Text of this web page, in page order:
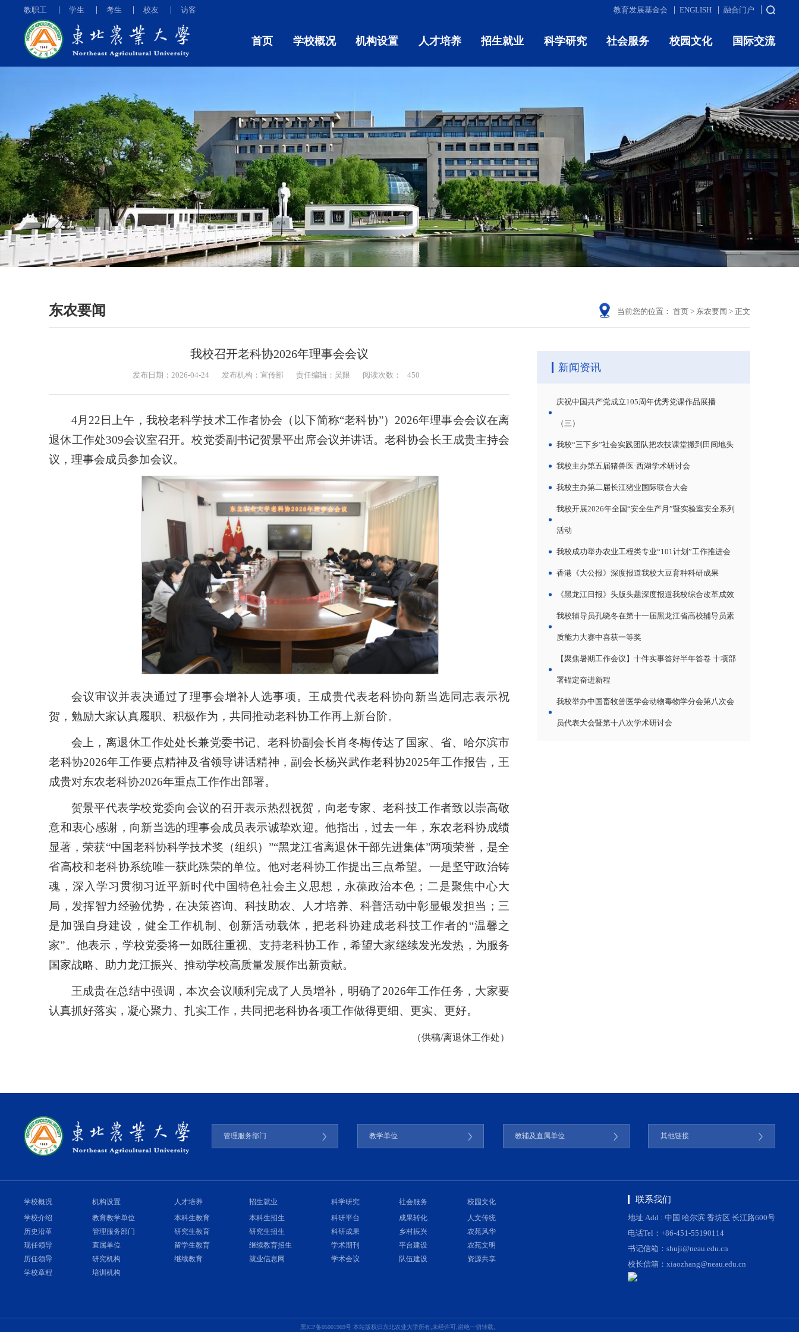
教职工 学生 考生 校友 访客 教育发展基金会 ENGLISH 融合门户
首页 学校概况 机构设置 人才培养 招生就业 科学研究 社会服务 校园文化 国际交流
东农要闻 当前您的位置： 首页 > 东农要闻 > 正文
我校召开老科协2026年理事会会议
发布日期：2026-04-24 发布机构：宣传部 责任编辑：吴限 阅读次数： 450
4月22日上午，我校老科学技术工作者协会（以下简称“老科协”）2026年理事会会议在离
退休工作处309会议室召开。校党委副书记贺景平出席会议并讲话。老科协会长王成贵主持会
议，理事会成员参加会议。
会议审议并表决通过了理事会增补人选事项。王成贵代表老科协向新当选同志表示祝
贺，勉励大家认真履职、积极作为，共同推动老科协工作再上新台阶。
会上，离退休工作处处长兼党委书记、老科协副会长肖冬梅传达了国家、省、哈尔滨市
老科协2026年工作要点精神及省领导讲话精神，副会长杨兴武作老科协2025年工作报告，王
成贵对东农老科协2026年重点工作作出部署。
贺景平代表学校党委向会议的召开表示热烈祝贺，向老专家、老科技工作者致以崇高敬
意和衷心感谢，向新当选的理事会成员表示诚挚欢迎。他指出，过去一年，东农老科协成绩
显著，荣获“中国老科协科学技术奖（组织）”“黑龙江省离退休干部先进集体”两项荣誉，是全
省高校和老科协系统唯一获此殊荣的单位。他对老科协工作提出三点希望。一是坚守政治铸
魂，深入学习贯彻习近平新时代中国特色社会主义思想，永葆政治本色；二是聚焦中心大
局，发挥智力经验优势，在决策咨询、科技助农、人才培养、科普活动中彰显银发担当；三
是加强自身建设，健全工作机制、创新活动载体，把老科协建成老科技工作者的“温馨之
家”。他表示，学校党委将一如既往重视、支持老科协工作，希望大家继续发光发热，为服务
国家战略、助力龙江振兴、推动学校高质量发展作出新贡献。
王成贵在总结中强调，本次会议顺利完成了人员增补，明确了2026年工作任务，大家要
认真抓好落实，凝心聚力、扎实工作，共同把老科协各项工作做得更细、更实、更好。
（供稿/离退休工作处）
新闻资讯
庆祝中国共产党成立105周年优秀党课作品展播
（三）
我校“三下乡”社会实践团队把农技课堂搬到田间地头
我校主办第五届猪兽医·西湖学术研讨会
我校主办第二届长江猪业国际联合大会
我校开展2026年全国“安全生产月”暨实验室安全系列
活动
我校成功举办农业工程类专业“101计划”工作推进会
香港《大公报》深度报道我校大豆育种科研成果
《黑龙江日报》头版头题深度报道我校综合改革成效
我校辅导员孔晓冬在第十一届黑龙江省高校辅导员素
质能力大赛中喜获一等奖
【聚焦暑期工作会议】十件实事答好半年答卷 十项部
署锚定奋进新程
我校举办中国畜牧兽医学会动物毒物学分会第八次会
员代表大会暨第十八次学术研讨会
管理服务部门 教学单位 教辅及直属单位 其他链接
学校概况
学校介绍
历史沿革
现任领导
历任领导
学校章程
机构设置
教育教学单位
管理服务部门
直属单位
研究机构
培训机构
人才培养
本科生教育
研究生教育
留学生教育
继续教育
招生就业
本科生招生
研究生招生
继续教育招生
就业信息网
科学研究
科研平台
科研成果
学术期刊
学术会议
社会服务
成果转化
乡村振兴
平台建设
队伍建设
校园文化
人文传统
农苑风华
农苑文明
资源共享
联系我们
地址 Add : 中国 哈尔滨 香坊区 长江路600号
电话Tel：+86-451-55190114
书记信箱：shuji@neau.edu.cn
校长信箱：xiaozhang@neau.edu.cn
黑ICP备05001969号 本站版权归东北农业大学所有,未经许可,谢绝一切转载。